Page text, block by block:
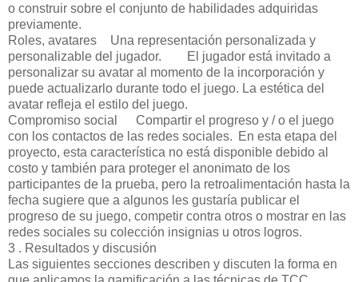
o construir sobre el conjunto de habilidades adquiridas
previamente.
Roles, avatares
Una representación personalizada y
personalizable del jugador.
El jugador está invitado a
personalizar su avatar al momento de la incorporación y
puede actualizarlo durante todo el juego. La estética del
avatar refleja el estilo del juego.
Compromiso social
Compartir el progreso y / o el juego
con los contactos de las redes sociales. En esta etapa del
proyecto, esta característica no está disponible debido al
costo y también para proteger el anonimato de los
participantes de la prueba, pero la retroalimentación hasta la
fecha sugiere que a algunos les gustaría publicar el
progreso de su juego, competir contra otros o mostrar en las
redes sociales su colección insignias u otros logros.
3 . Resultados y discusión
Las siguientes secciones describen y discuten la forma en